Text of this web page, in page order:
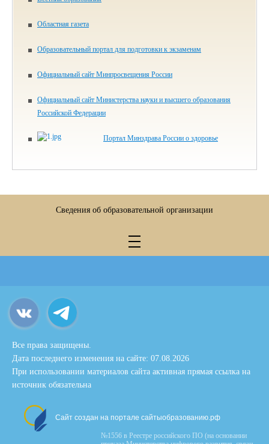
Областная газета
Образовательный портал для подготовки к экзаменам
Официальный сайт Минпросвещения России
Официальный сайт Министерства науки и высшего образования
Российской Федерации
Портал Минздрава России о здоровье
Сведения об образовательной организации
Все права защищены.
Дата последнего изменения на сайте: 07.08.2026
При использовании материалов сайта активная прямая ссылка на
источник обязательна
Сайт создан на портале сайтыобразованию.рф
№1556 в Реестре российского ПО (на основании